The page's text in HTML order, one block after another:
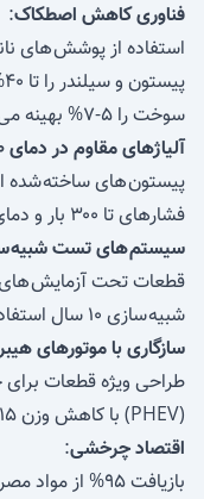
فناوری کاهش اصطکاک:
استفاده از پوشش های
سوخت را ۵-۷% بهینه می کند.
آلیاژهای مقاوم در دمای ۱۶۰۰°C
پیستون های ساخته شده
فشارهای تا ۳۰۰ بار و دمای احتراق فوق بالا را دارند.
سیستم های تست شبیه
شبیه سازی ۱۰ سال استفاده در جاده های ناهموار قرار می گیرند.
سازگاری با موتورهای
طراحی ویژه قطعات برای
(PHEV) با کاهش وزن ۱۵-۲۰%
اقتصاد چرخشی: